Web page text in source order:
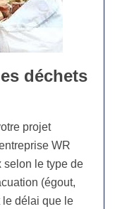
déchets
projet
WR
selon le type de
(égout,
le délai que le